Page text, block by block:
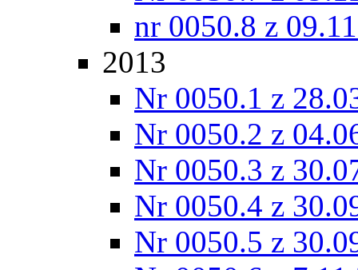
nr 0050.8 z
2013
Nr 0050.1 z
Nr 0050.2 z
Nr 0050.3 z
Nr 0050.4 z
Nr 0050.5 z